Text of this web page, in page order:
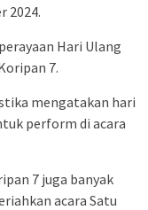
2024.
Hari Ulang
7.
mengatakan hari
perform di acara
7 juga banyak
acara Satu